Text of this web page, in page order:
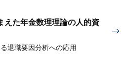
えた年金数理理論の人的資
退職要因分析への応用